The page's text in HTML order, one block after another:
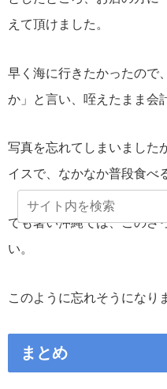
えて頂けました。
早く海に行きたかったので
か」と言い、咥えたまま会
写真を忘れてしまいました
イスで、なかなか普段食べ
でも暑い沖縄では、このさ
い。
このように忘れそうになり
まとめ